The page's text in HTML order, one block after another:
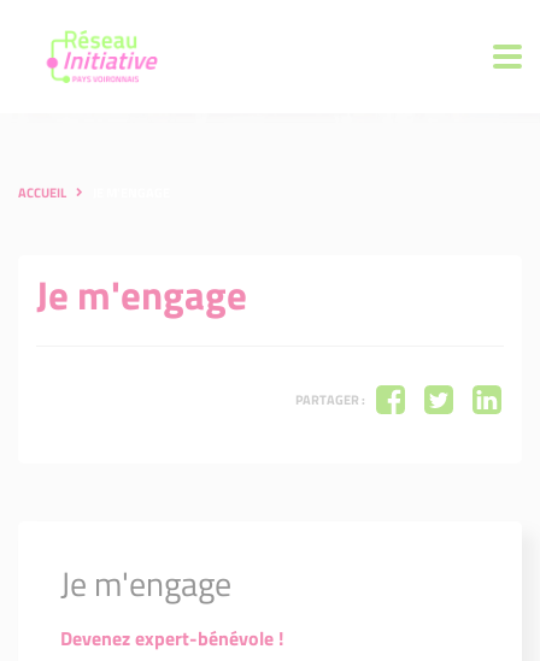
ACCUEIL
Je m'engage
PARTAGER :
Je m'engage
Devenez expert-bénévole !